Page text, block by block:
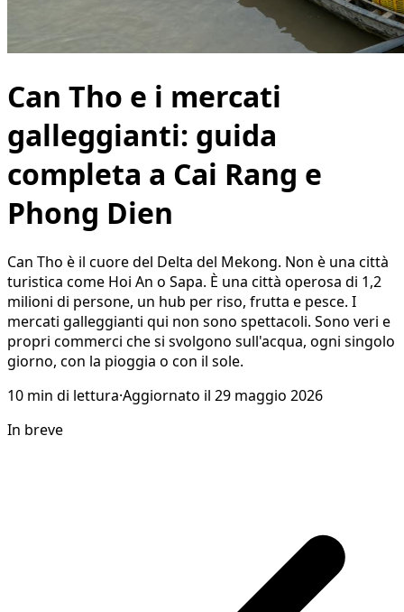
Can Tho e i mercati
galleggianti: guida
completa a Cai Rang e
Phong Dien
Can Tho è il cuore del Delta del Mekong. Non è una città
turistica come Hoi An o Sapa. È una città operosa di 1,2
milioni di persone, un hub per riso, frutta e pesce. I
mercati galleggianti qui non sono spettacoli. Sono veri e
propri commerci che si svolgono sull'acqua, ogni singolo
giorno, con la pioggia o con il sole.
10 min di lettura·Aggiornato il 29 maggio 2026
In breve